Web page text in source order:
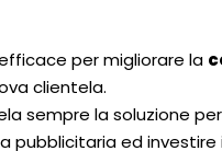
per migliorare la
clientela.
sempre la soluzione
ed